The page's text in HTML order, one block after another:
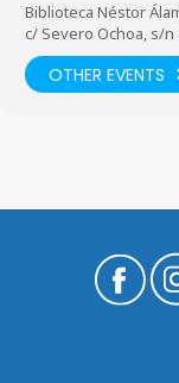
Biblioteca Néstor
c/ Severo Ochoa, s/n
OTHER EVENTS